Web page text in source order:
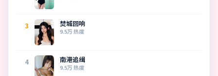
3 焚城回响
9.5万热度
4 南港追缉
9.5万热度